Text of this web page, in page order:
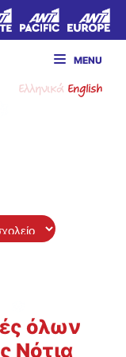
MENU
ΕλληνικάEnglish
όλων
Νότια